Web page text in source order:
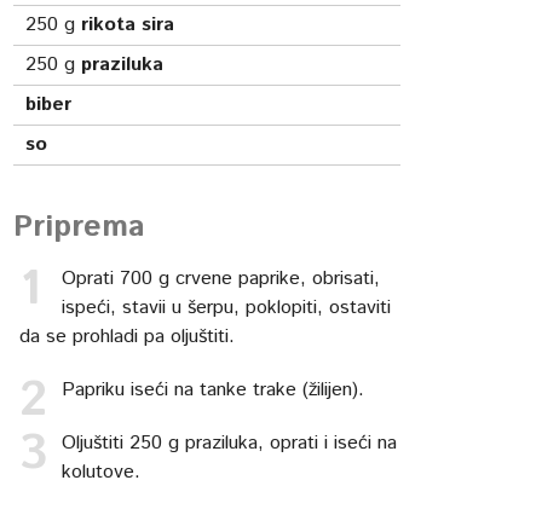
250 g rikota sira
250 g praziluka
biber
so
Priprema
Oprati 700 g crvene paprike, obrisati,
ispeći, stavii u šerpu, poklopiti, ostaviti
da se prohladi pa oljuštiti.
Papriku iseći na tanke trake (žilijen).
Oljuštiti 250 g praziluka, oprati i iseći na
kolutove.